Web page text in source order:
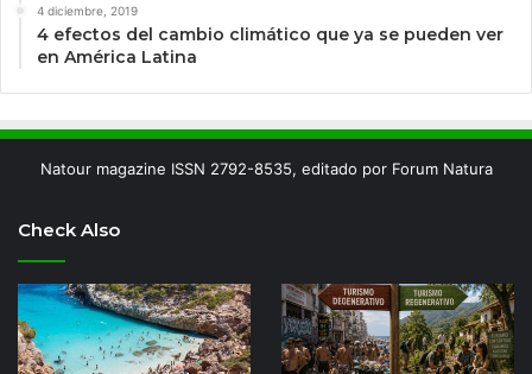
4 diciembre, 2019
4 efectos del cambio climático que ya se pueden ver
en América Latina
Natour magazine ISSN 2792-8535, editado por Forum Natura
Check Also